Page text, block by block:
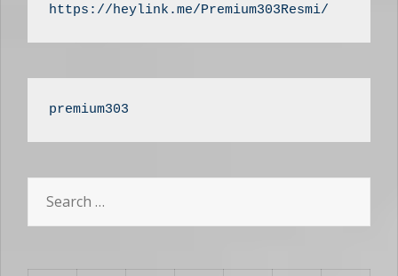
https://heylink.me/Premium303Resmi/
premium303
for: